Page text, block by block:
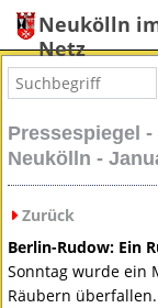
Neukölln
Netz
Pressespiegel
Neukölln -
Zurück
Berlin-Rudow: Ein
Sonntag wurde ein
Räubern